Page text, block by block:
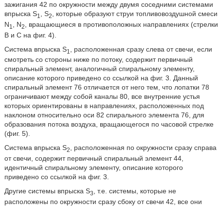
зажигания 42 по окружности между двумя соседними системами
впрыска S1 , S2
, которые образуют струи топливовоздушной смеси
N1 , N2
, вращающиеся в противоположных направлениях (стрелки
B и C на фиг. 4).
Система впрыска S1
, расположенная сразу слева от свечи, если
смотреть со стороны ниже по потоку, содержит первичный
спиральный элемент, аналогичный спиральному элементу,
описание которого приведено со ссылкой на фиг. 3. Данный
спиральный элемент 76 отличается от него тем, что лопатки 78
ограничивают между собой каналы 80, все внутренние устья
которых ориентированы в направлениях, расположенных под
наклоном относительно оси 82 спирального элемента 76, для
образования потока воздуха, вращающегося по часовой стрелке
(фиг. 5).
Система впрыска S2, расположенная по окружности сразу справа
от свечи, содержит первичный спиральный элемент 44,
идентичный спиральному элементу, описание которого
приведено со ссылкой на фиг. 3.
Другие системы впрыска S3
, т.е. системы, которые не
расположены по окружности сразу сбоку от свечи 42, все они